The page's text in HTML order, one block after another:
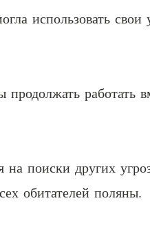
использовать
на поиски других
обитателей поляны.